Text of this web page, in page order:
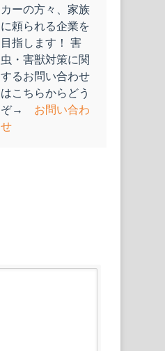
カーの方々、家族
に頼られる企業を
目指します！ 害
虫・害獣対策に関
するお問い合わせ
はこちらからどう
ぞ→ お問い合わ
せ